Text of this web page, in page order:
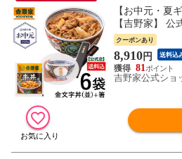
【お中元・夏
【吉野家】 公
「吉野家」丼
ト 数量限定 送
トにおすすめ
クーポンあり
8,910円 送料込
81
吉野家公式ショ